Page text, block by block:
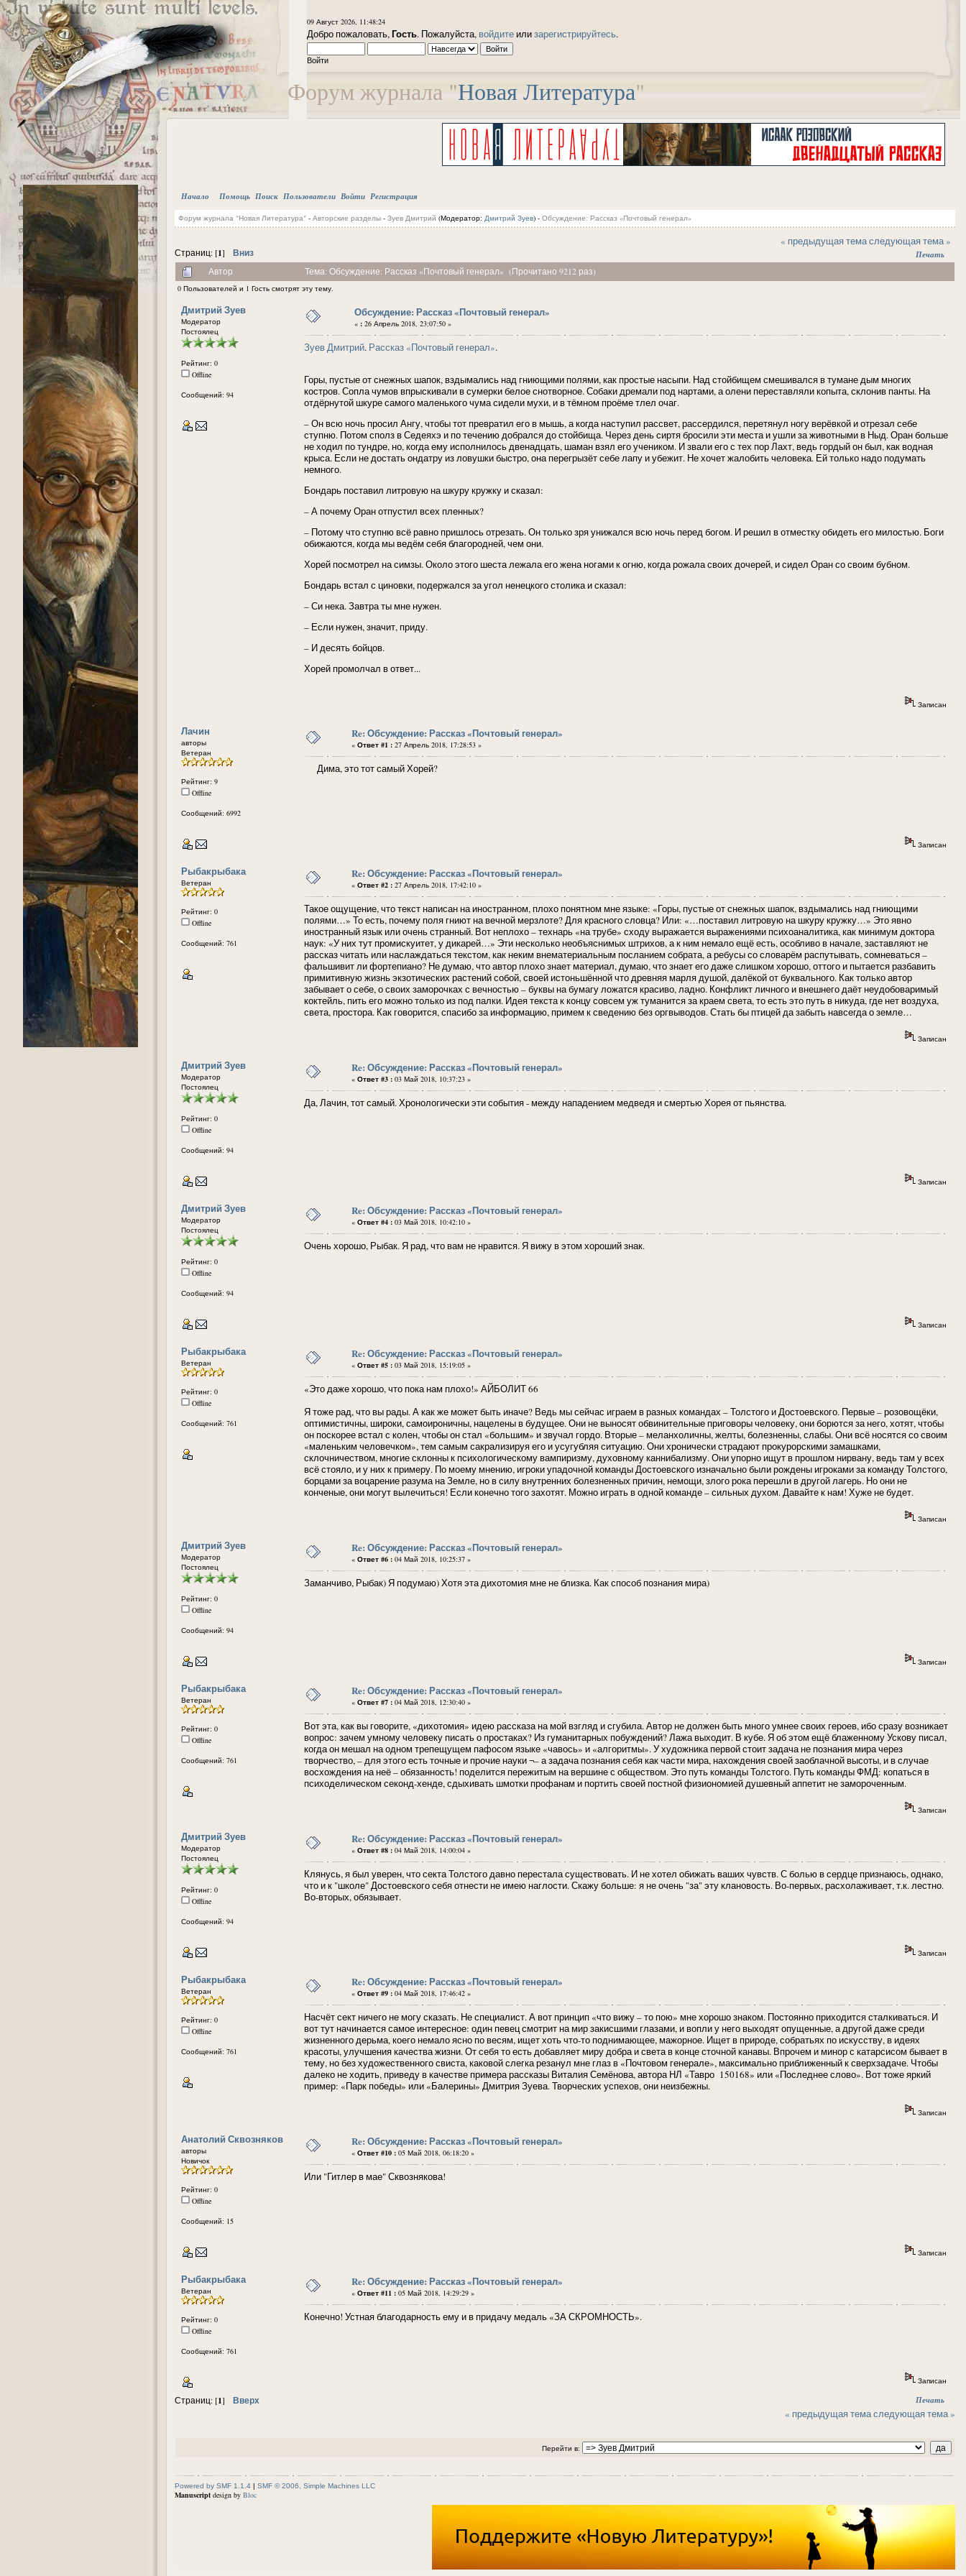
Форум журнала "Новая Литература"
09 Август 2026, 11:48:24
Добро пожаловать,Гость. Пожалуйста, войдите илизарегистрируйтесь.
Войти
Начало Помощь Поиск Пользователи Войти Регистрация
Форум журнала "Новая Литература"- Авторские разделы- Зуев Дмитрий (Модератор: Дмитрий Зуев) - Обсуждение: Рассказ «Почтовый генерал»
Страниц: [1] Вниз
« предыдущая темаследующая тема »
Печать
Автор Тема: Обсуждение: Рассказ «Почтовый генерал» (Прочитано 9212 раз)
0 Пользователей и 1 Гость смотрят эту тему.
Дмитрий Зуев
Модератор
Постоялец
Рейтинг: 0
Offline
Сообщений: 94
Обсуждение: Рассказ «Почтовый генерал»
« : 26 Апрель 2018, 23:07:50 »
Зуев Дмитрий. Рассказ «Почтовый генерал».
Горы, пустые от снежных шапок, вздымались над гниющими полями, как простые насыпи. Над стойбищем смешивался в тумане дым многих
костров. Сопла чумов впрыскивали в сумерки белое снотворное. Собаки дремали под нартами, а олени переставляли копыта, склонив панты. На
отдёрнутой шкуре самого маленького чума сидели мухи, и в тёмном проёме тлел очаг.
– Он всю ночь просил Ангу, чтобы тот превратил его в мышь, а когда наступил рассвет, рассердился, перетянул ногу верёвкой и отрезал себе
ступню. Потом сполз в Седеяхэ и по течению добрался до стойбища. Через день сиртя бросили эти места и ушли за животными в Ныд. Оран больше
не ходил по тундре, но, когда ему исполнилось двенадцать, шаман взял его учеником. И звали его с тех пор Лахт, ведь гордый он был, как водная
крыса. Если не достать ондатру из ловушки быстро, она перегрызёт себе лапу и убежит. Не хочет жалобить человека. Ей только надо подумать
немного.
Бондарь поставил литровую на шкуру кружку и сказал:
– А почему Оран отпустил всех пленных?
– Потому что ступню всё равно пришлось отрезать. Он только зря унижался всю ночь перед богом. И решил в отместку обидеть его милостью. Боги
обижаются, когда мы ведём себя благородней, чем они.
Хорей посмотрел на симзы. Около этого шеста лежала его жена ногами к огню, когда рожала своих дочерей, и сидел Оран со своим бубном.
Бондарь встал с циновки, подержался за угол ненецкого столика и сказал:
– Си нека. Завтра ты мне нужен.
– Если нужен, значит, приду.
– И десять бойцов.
Хорей промолчал в ответ...
Записан
Лачин
авторы
Ветеран
Рейтинг: 9
Offline
Сообщений: 6992
Re: Обсуждение: Рассказ «Почтовый генерал»
« Ответ #1 : 27 Апрель 2018, 17:28:53 »
Дима, это тот самый Хорей?
Записан
Рыбакрыбака
Ветеран
Рейтинг: 0
Offline
Сообщений: 761
Re: Обсуждение: Рассказ «Почтовый генерал»
« Ответ #2 : 27 Апрель 2018, 17:42:10 »
Такое ощущение, что текст написан на иностранном, плохо понятном мне языке: «Горы, пустые от снежных шапок, вздымались над гниющими
полями…» То есть, почему поля гниют на вечной мерзлоте? Для красного словца? Или: «…поставил литровую на шкуру кружку…» Это явно
иностранный язык или очень странный. Вот неплохо – технарь «на трубе» сходу выражается выражениями психоаналитика, как минимум доктора
наук: «У них тут промискуитет, у дикарей…» Эти несколько необъяснимых штрихов, а к ним немало ещё есть, особливо в начале, заставляют не
рассказ читать или наслаждаться текстом, как неким внематериальным посланием собрата, а ребусы со словарём распутывать, сомневаться –
фальшивит ли фортепиано? Не думаю, что автор плохо знает материал, думаю, что знает его даже слишком хорошо, оттого и пытается разбавить
примитивную жизнь экзотических растений собой, своей истоньшённой что древняя марля душой, далёкой от буквального. Как только автор
забывает о себе, о своих заморочках с вечностью – буквы на бумагу ложатся красиво, ладно. Конфликт личного и внешнего даёт неудобоваримый
коктейль, пить его можно только из под палки. Идея текста к концу совсем уж туманится за краем света, то есть это путь в никуда, где нет воздуха,
света, простора. Как говорится, спасибо за информацию, примем к сведению без оргвыводов. Стать бы птицей да забыть навсегда о земле…
Записан
Дмитрий Зуев
Модератор
Постоялец
Рейтинг: 0
Offline
Сообщений: 94
Re: Обсуждение: Рассказ «Почтовый генерал»
« Ответ #3 : 03 Май 2018, 10:37:23 »
Да, Лачин, тот самый. Хронологически эти события - между нападением медведя и смертью Хорея от пьянства.
Записан
Дмитрий Зуев
Модератор
Постоялец
Рейтинг: 0
Offline
Сообщений: 94
Re: Обсуждение: Рассказ «Почтовый генерал»
« Ответ #4 : 03 Май 2018, 10:42:10 »
Очень хорошо, Рыбак. Я рад, что вам не нравится. Я вижу в этом хороший знак.
Записан
Рыбакрыбака
Ветеран
Рейтинг: 0
Offline
Сообщений: 761
Re: Обсуждение: Рассказ «Почтовый генерал»
« Ответ #5 : 03 Май 2018, 15:19:05 »
«Это даже хорошо, что пока нам плохо!» АЙБОЛИТ 66
Я тоже рад, что вы рады. А как же может быть иначе? Ведь мы сейчас играем в разных командах – Толстого и Достоевского. Первые – розовощёки,
оптимистичны, широки, самоироничны, нацелены в будущее. Они не выносят обвинительные приговоры человеку, они борются за него, хотят, чтобы
он поскорее встал с колен, чтобы он стал «большим» и звучал гордо. Вторые – меланхоличны, желты, болезненны, слабы. Они всё носятся со своим
«маленьким человечком», тем самым сакрализируя его и усугубляя ситуацию. Они хронически страдают прокурорскими замашками,
склочничеством, многие склонны к психологическому вампиризму, духовному каннибализму. Они упорно ищут в прошлом нирвану, ведь там у всех
всё стояло, и у них к примеру. По моему мнению, игроки упадочной команды Достоевского изначально были рождены игроками за команду Толстого,
борцами за воцарение разума на Земле, но в силу внутренних болезненных причин, немощи, злого рока перешли в другой лагерь. Но они не
конченые, они могут вылечиться! Если конечно того захотят. Можно играть в одной команде – сильных духом. Давайте к нам! Хуже не будет.
Записан
Дмитрий Зуев
Модератор
Постоялец
Рейтинг: 0
Offline
Сообщений: 94
Re: Обсуждение: Рассказ «Почтовый генерал»
« Ответ #6 : 04 Май 2018, 10:25:37 »
Заманчиво, Рыбак) Я подумаю) Хотя эта дихотомия мне не близка. Как способ познания мира)
Записан
Рыбакрыбака
Ветеран
Рейтинг: 0
Offline
Сообщений: 761
Re: Обсуждение: Рассказ «Почтовый генерал»
« Ответ #7 : 04 Май 2018, 12:30:40 »
Вот эта, как вы говорите, «дихотомия» идею рассказа на мой взгляд и сгубила. Автор не должен быть много умнее своих героев, ибо сразу возникает
вопрос: зачем умному человеку писать о простаках? Из гуманитарных побуждений? Лажа выходит. В кубе. Я об этом ещё блаженному Ускову писал,
когда он мешал на одном трепещущем пафосом языке «чавось» и «алгоритмы». У художника первой стоит задача не познания мира через
творчество, – для этого есть точные и прочие науки ¬– а задача познания себя как части мира, нахождения своей заоблачной высоты, и в случае
восхождения на неё – обязанность! поделится пережитым на вершине с обществом. Это путь команды Толстого. Путь команды ФМД: копаться в
психоделическом секонд-хенде, сдыхивать шмотки профанам и портить своей постной физиономией душевный аппетит не замороченным.
Записан
Дмитрий Зуев
Модератор
Постоялец
Рейтинг: 0
Offline
Сообщений: 94
Re: Обсуждение: Рассказ «Почтовый генерал»
« Ответ #8 : 04 Май 2018, 14:00:04 »
Клянусь, я был уверен, что секта Толстого давно перестала существовать. И не хотел обижать ваших чувств. С болью в сердце признаюсь, однако,
что и к "школе" Достоевского себя отнести не имею наглости. Скажу больше: я не очень "за" эту клановость. Во-первых, расхолаживает, т.к. лестно.
Во-вторых, обязывает.
Записан
Рыбакрыбака
Ветеран
Рейтинг: 0
Offline
Сообщений: 761
Re: Обсуждение: Рассказ «Почтовый генерал»
« Ответ #9 : 04 Май 2018, 17:46:42 »
Насчёт сект ничего не могу сказать. Не специалист. А вот принцип «что вижу – то пою» мне хорошо знаком. Постоянно приходится сталкиваться. И
вот тут начинается самое интересное: один певец смотрит на мир закисшими глазами, и вопли у него выходят опущенные, а другой даже среди
жизненного дерьма, коего немало ясно по весям, ищет хоть что-то поднимающее, мажорное. Ищет в природе, собратьях по искусству, в идеях
красоты, улучшения качества жизни. От себя то есть добавляет миру добра и света в конце сточной канавы. Впрочем и минор с катарсисом бывает в
тему, но без художественного свиста, каковой слегка резанул мне глаз в «Почтовом генерале», максимально приближенный к сверхзадаче. Чтобы
далеко не ходить, приведу в качестве примера рассказы Виталия Семёнова, автора НЛ «Тавро 150168» или «Последнее слово». Вот тоже яркий
пример: «Парк победы» или «Балерины» Дмитрия Зуева. Творческих успехов, они неизбежны.
Записан
Анатолий Сквозняков
авторы
Новичок
Рейтинг: 0
Offline
Сообщений: 15
Re: Обсуждение: Рассказ «Почтовый генерал»
« Ответ #10 : 05 Май 2018, 06:18:20 »
Или "Гитлер в мае" Сквознякова!
Записан
Рыбакрыбака
Ветеран
Рейтинг: 0
Offline
Сообщений: 761
Re: Обсуждение: Рассказ «Почтовый генерал»
« Ответ #11 : 05 Май 2018, 14:29:29 »
Конечно! Устная благодарность ему и в придачу медаль «ЗА СКРОМНОСТЬ».
Записан
Страниц: [1] Вверх Печать
« предыдущая темаследующая тема »
Перейти в:
Powered by SMF 1.1.4 | SMF © 2006, Simple Machines LLC
Manuscript design by Bloc